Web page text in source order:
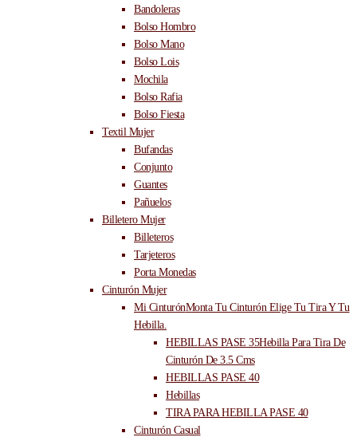
Bandoleras
Bolso Hombro
Bolso Mano
Bolso Lois
Mochila
Bolso Rafia
Bolso Fiesta
Textil Mujer
Bufandas
Conjunto
Guantes
Pañuelos
Billetero Mujer
Billeteros
Tarjeteros
Porta Monedas
Cinturón Mujer
Mi CinturónMonta Tu Cinturón Elige Tu Tira Y Tu
Hebilla.
HEBILLAS PASE 35Hebilla Para Tira De
Cinturón De 3.5 Cms
HEBILLAS PASE 40
Hebillas
TIRA PARA HEBILLA PASE 40
Cinturón Casual